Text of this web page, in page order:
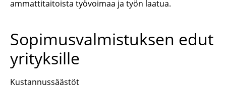
ammattitaitoista työvoimaa ja työn laatua.
Sopimusvalmistuksen edut
yrityksille
Kustannussäästöt